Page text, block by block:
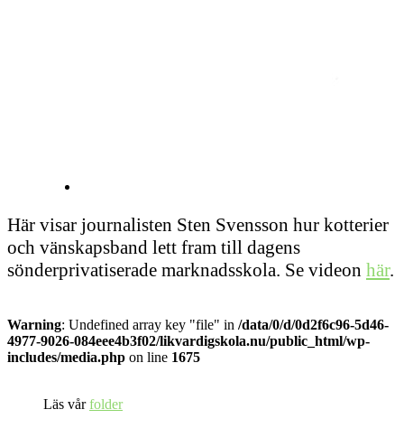
Här visar journalisten Sten Svensson hur kotterier
och vänskapsband lett fram till dagens
sönderprivatiserade marknadsskola. Se videon här.
Warning: Undefined array key "file" in /data/0/d/0d2f6c96-5d46-
4977-9026-084eee4b3f02/likvardigskola.nu/public_html/wp-
includes/media.php on line 1675
Läs vårfolder